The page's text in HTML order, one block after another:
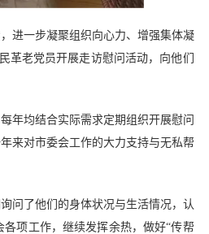
进一步凝聚组织向心力、增强集体凝
革老党员开展走访慰问活动，向他们
年均结合实际需求定期组织开展慰问
来对市委会工作的大力支持与无私帮
问了他们的身体状况与生活情况，认
项工作，继续发挥余热，做好“传帮